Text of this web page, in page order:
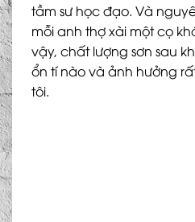
tầm sư học đạo. Và
mỗi anh thợ xài một cọ
vậy, chất lượng sơn sau
ổn tí nào và ảnh hưởng
tôi.